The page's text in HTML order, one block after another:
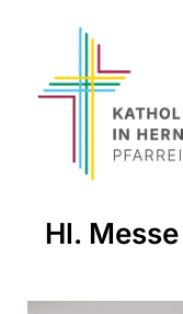
Hl. Messe